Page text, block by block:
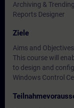
Archiving & Trending
Reports Designer
Ziele
Aims and Objectives
This course will
to design and
Windows Control